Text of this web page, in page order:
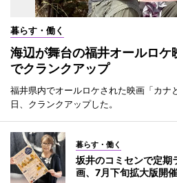
暮らす・働く
海辺が舞台の福井オールロ
でクランクアップ
福井県内でオールロケされた映画「カナ
日、クランクアップした。
暮らす・働く
坂井のコミセンで定
画、7月下旬拡大版開